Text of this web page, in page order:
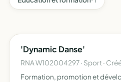
'Dynamic Danse'
RNA W102004297 · Sport ·
Formation, promotion et